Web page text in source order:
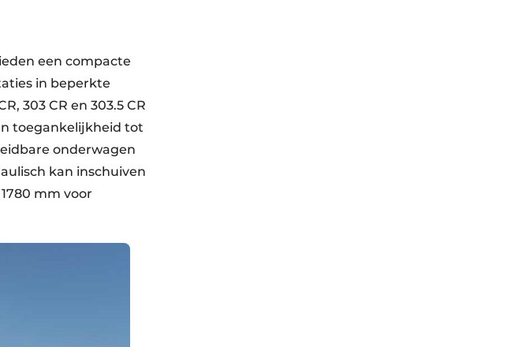
een compacte
in beperkte
303 CR en 303.5 CR
toegankelijkheid tot
onderwagen
kan inschuiven
mm voor